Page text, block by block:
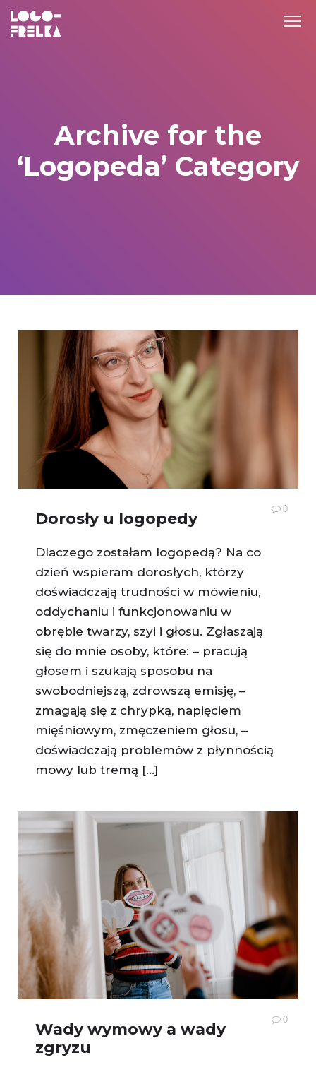
Archive for the
‘Logopeda’ Category
Dorosły u logopedy
0
Dlaczego zostałam logopedą? Na co
dzień wspieram dorosłych, którzy
doświadczają trudności w mówieniu,
oddychaniu i funkcjonowaniu w
obrębie twarzy, szyi i głosu. Zgłaszają
się do mnie osoby, które: – pracują
głosem i szukają sposobu na
swobodniejszą, zdrowszą emisję, –
zmagają się z chrypką, napięciem
mięśniowym, zmęczeniem głosu, –
doświadczają problemów z płynnością
mowy lub tremą [...]
Wady wymowy a wady
zgryzu
0